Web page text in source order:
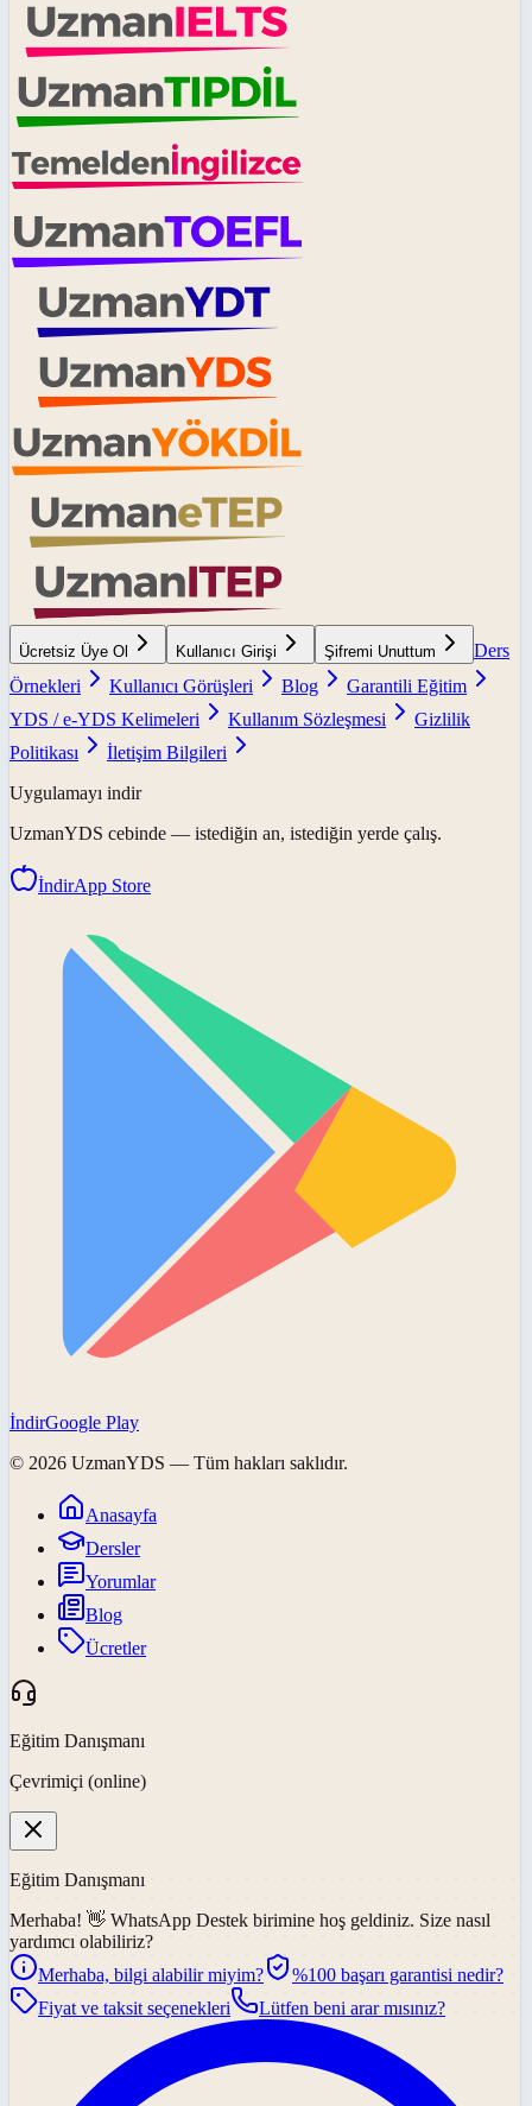
Ücretsiz Üye Ol Kullanıcı Girişi Şifremi Unuttum
Ders
Örnekleri
Kullanıcı Görüşleri Blog
Garantili Eğitim
YDS / e-YDS Kelimeleri
Kullanım Sözleşmesi
Gizlilik
Politikası
İletişim Bilgileri
Uygulamayı indir
UzmanYDS cebinde — istediğin an, istediğin yerde çalış.
İndirApp Store
İndirGoogle Play
© 2026 UzmanYDS — Tüm hakları saklıdır.
Anasayfa
Dersler
Yorumlar
Blog
Ücretler
Eğitim Danışmanı
Çevrimiçi (online)
Eğitim Danışmanı
Merhaba! 👋 WhatsApp Destek birimine hoş geldiniz. Size nasıl
yardımcı olabiliriz?
Merhaba, bilgi alabilir miyim?
%100 başarı garantisi nedir?
Fiyat ve taksit seçenekleri
Lütfen beni arar mısınız?